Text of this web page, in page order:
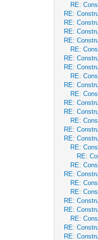
RE:
RE:
RE:
RE:
RE:
RE:
RE:
RE:
RE:
RE:
RE:
RE:
RE:
RE:
RE:
RE:
RE:
RE:
RE:
RE:
RE:
RE:
RE:
RE:
RE:
RE:
RE: